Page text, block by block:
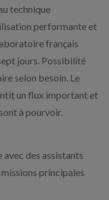
technique
performante et
français
jours. Possibilité
selon besoin. Le
un flux important et
à pourvoir.
des assistants
principales